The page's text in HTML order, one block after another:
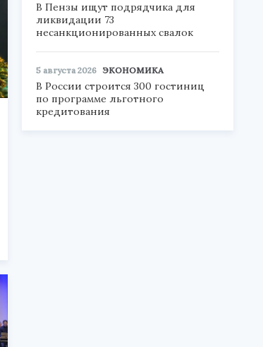
В Пензы ищут подрядчика для
ликвидации 73
несанкционированных свалок
5 августа 2026 ЭКОНОМИКА
В России строится 300 гостиниц
по программе льготного
кредитования